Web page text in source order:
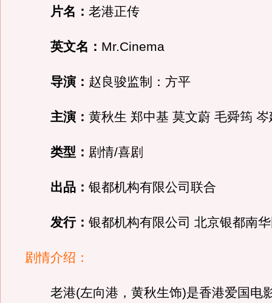
片名： 老港正传
英文名： Mr.Cinema
导演： 赵良骏监制：方平
主演： 黄秋生 郑中基 莫文蔚 毛舜筠
类型： 剧情/喜剧
出品： 银都机构有限公司联合
发行： 银都机构有限公司 北京银都南
剧情介绍：
老港(左向港，黄秋生饰)是香港爱国电